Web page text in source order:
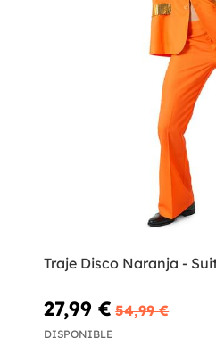
Traje Disco Naranja -
27,99 € 54,99 €
DISPONIBLE